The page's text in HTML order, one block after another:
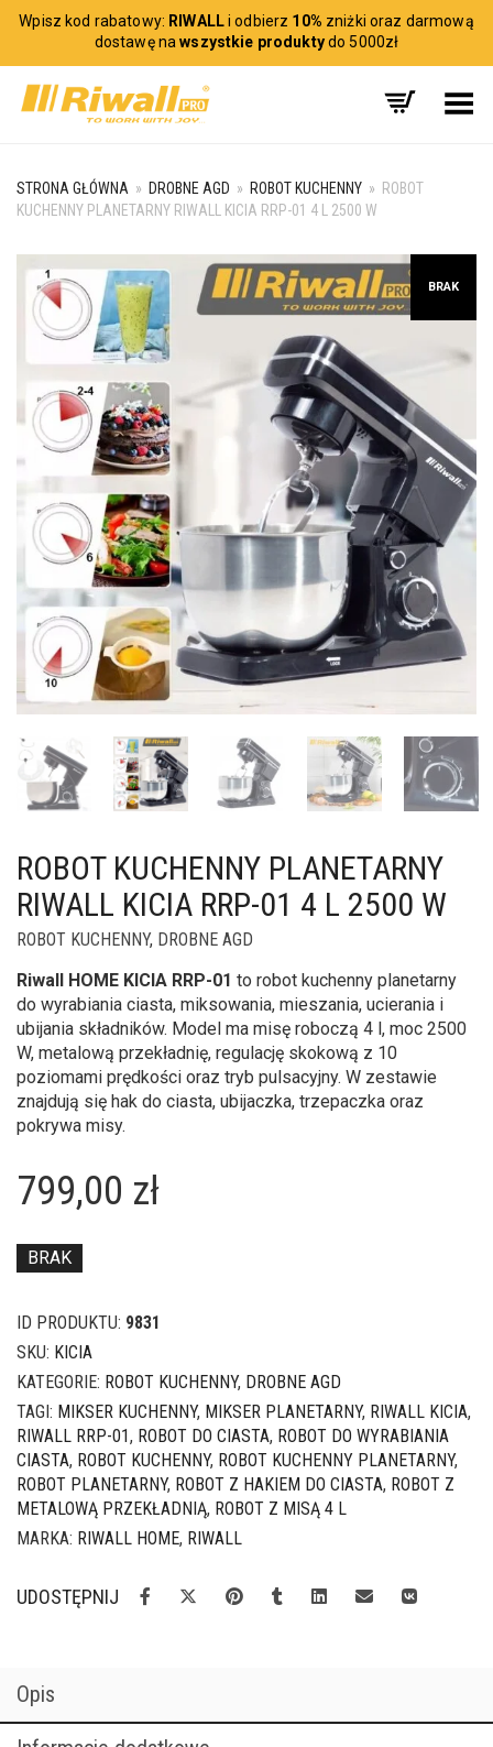
Wpisz kod rabatowy: RIWALLi odbierz 10% zniżki oraz darmową
dostawę nawszystkie produktydo 5000zł
Toggle Menu
STRONA GŁÓWNA » DROBNE AGD » ROBOT KUCHENNY » ROBOT
KUCHENNY PLANETARNY RIWALL KICIA RRP-01 4 L 2500 W
BRAK
ROBOT KUCHENNY PLANETARNY
RIWALL KICIA RRP-01 4 L 2500 W
ROBOT KUCHENNY, DROBNE AGD
Riwall HOME KICIA RRP-01 to robot kuchenny planetarny
do wyrabiania ciasta, miksowania, mieszania, ucierania i
ubijania składników. Model ma misę roboczą 4 l, moc 2500
W, metalową przekładnię, regulację skokową z 10
poziomami prędkości oraz tryb pulsacyjny. W zestawie
znajdują się hak do ciasta, ubijaczka, trzepaczka oraz
pokrywa misy.
799,00 zł
BRAK
ID PRODUKTU: 9831
SKU: KICIA
KATEGORIE: ROBOT KUCHENNY, DROBNE AGD
TAGI: MIKSER KUCHENNY, MIKSER PLANETARNY, RIWALL KICIA,
RIWALL RRP-01, ROBOT DO CIASTA, ROBOT DO WYRABIANIA
CIASTA, ROBOT KUCHENNY, ROBOT KUCHENNY PLANETARNY,
ROBOT PLANETARNY, ROBOT Z HAKIEM DO CIASTA, ROBOT Z
METALOWĄ PRZEKŁADNIĄ, ROBOT Z MISĄ 4 L
MARKA: RIWALL HOME, RIWALL
UDOSTĘPNIJ
Opis